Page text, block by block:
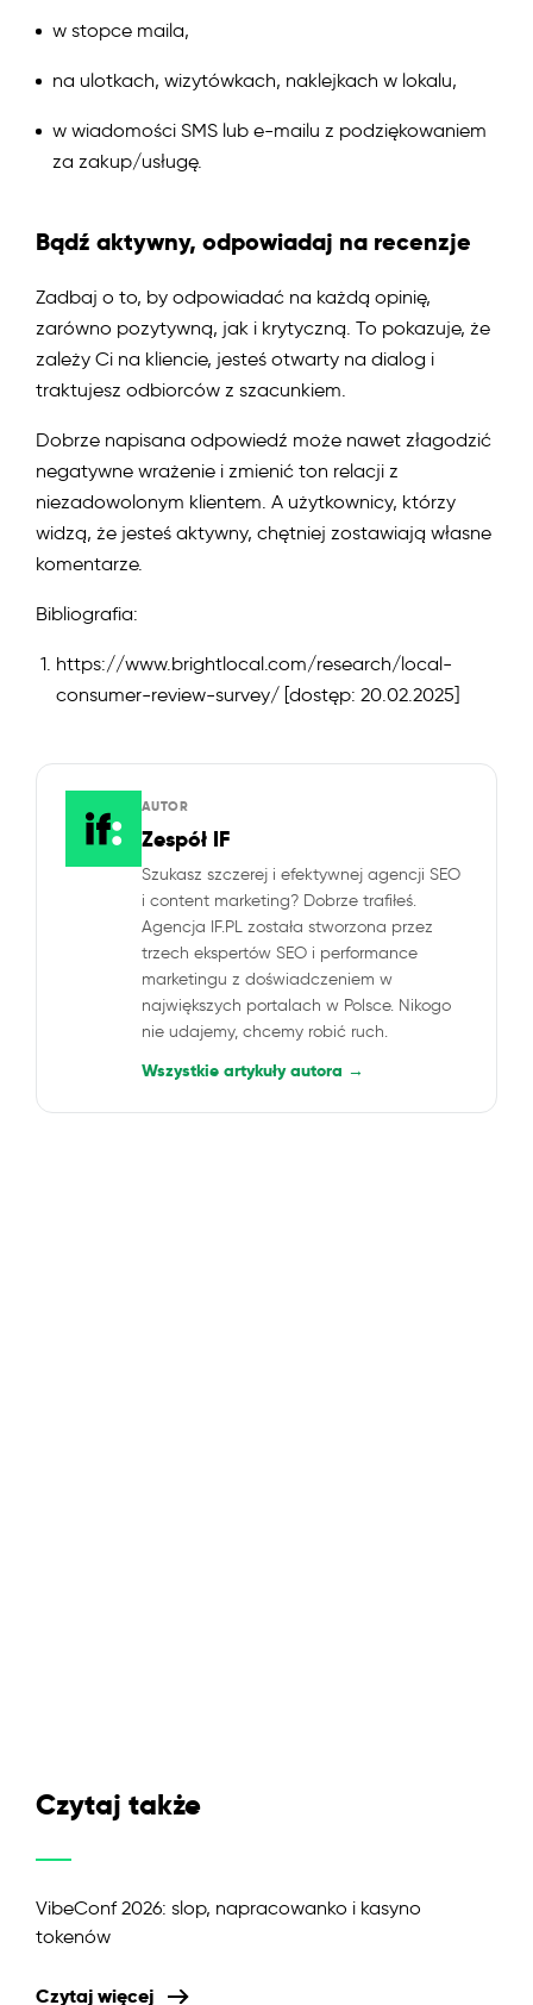
w stopce maila,
na ulotkach, wizytówkach, naklejkach w lokalu,
w wiadomości SMS lub e-mailu z podziękowaniem
za zakup/usługę.
Bądź aktywny, odpowiadaj na recenzje
Zadbaj o to, by odpowiadać na każdą opinię,
zarówno pozytywną, jak i krytyczną. To pokazuje, że
zależy Ci na kliencie, jesteś otwarty na dialog i
traktujesz odbiorców z szacunkiem.
Dobrze napisana odpowiedź może nawet złagodzić
negatywne wrażenie i zmienić ton relacji z
niezadowolonym klientem. A użytkownicy, którzy
widzą, że jesteś aktywny, chętniej zostawiają własne
komentarze.
Bibliografia:
https://www.brightlocal.com/research/local-
consumer-review-survey/ [dostęp: 20.02.2025]
AUTOR
Zespół IF
Szukasz szczerej i efektywnej agencji SEO
i content marketing? Dobrze trafiłeś.
Agencja IF.PL została stworzona przez
trzech ekspertów SEO i performance
marketingu z doświadczeniem w
największych portalach w Polsce. Nikogo
nie udajemy, chcemy robić ruch.
Wszystkie artykuły autora →
Czytaj także
VibeConf 2026: slop, napracowanko i kasyno
tokenów
Czytaj więcej